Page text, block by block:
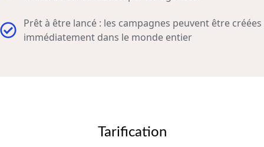
Prêt à être lancé : les campagnes peuvent être créées
immédiatement dans le monde entier
Tarification